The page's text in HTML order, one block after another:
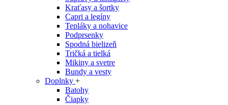
Kraťasy a šortky
Capri a legíny
Tepláky a nohavice
Podprsenky
Spodná bielizeň
Tričká a tielká
Mikiny a svetre
Bundy a vesty
Doplnky +
Batohy
Čiapky